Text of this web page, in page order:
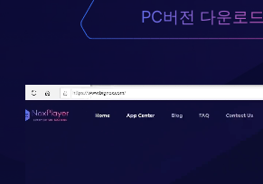
PC버전 다운로드